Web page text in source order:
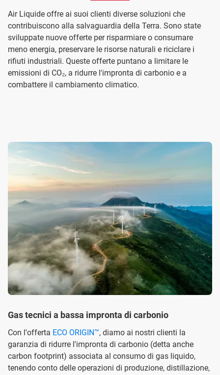
Air Liquide offre ai suoi clienti diverse soluzioni che
contribuiscono alla salvaguardia della Terra. Sono state
sviluppate nuove offerte per risparmiare o consumare
meno energia, preservare le risorse naturali e riciclare i
rifiuti industriali. Queste offerte puntano a limitare le
emissioni di CO₂, a ridurre l'impronta di carbonio e a
combattere il cambiamento climatico.
Gas tecnici a bassa impronta di carbonio
Con l'offerta ECO ORIGIN™, diamo ai nostri clienti la
garanzia di ridurre l'impronta di carbonio (detta anche
carbon footprint) associata al consumo di gas liquido,
tenendo conto delle operazioni di produzione, distillazione,